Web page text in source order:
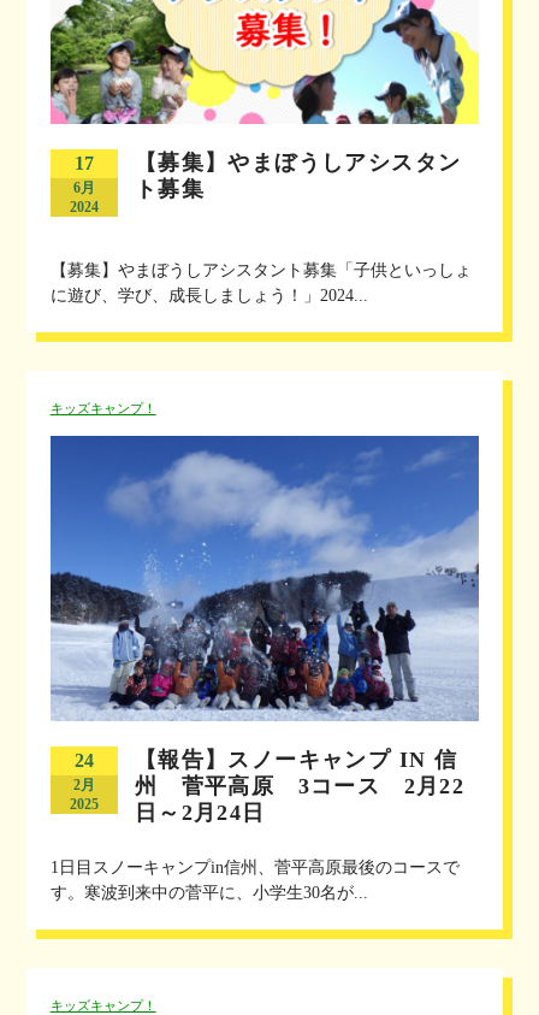
17
6月
2024
【募集】やまぼうしアシスタン
ト募集
【募集】やまぼうしアシスタント募集「子供といっしょ
に遊び、学び、成長しましょう！」2024...
キッズキャンプ！
24
2月
2025
【報告】スノーキャンプ IN 信
州 菅平高原 3コース 2月22
日～2月24日
1日目スノーキャンプin信州、菅平高原最後のコースで
す。寒波到来中の菅平に、小学生30名が...
キッズキャンプ！